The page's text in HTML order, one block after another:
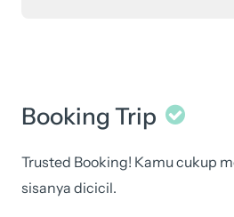
Booking Trip
Trusted Booking! Kamu cukup
sisanya dicicil.